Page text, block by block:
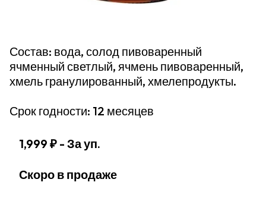
Состав: вода, солод пивоваренный
ячменный светлый, ячмень пивоваренный,
хмель гранулированный, хмелепродукты.
Срок годности: 12 месяцев
1,999 ₽ - За уп.
Скоро в продаже